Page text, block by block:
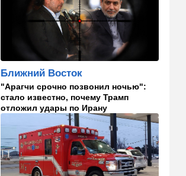
Общество
Помогите найти: пропала
Эльмира из Рамат-Гана
23:35 Мнения
Безо всяких табу
22:20 Израиль
Проживающий в России
израильтянин прямо с
самолета угодил в ШАБАК
21:48 Израиль
"Сумасшедшие рулят
Ближний Восток
"Арагчи срочно позвонил ночью":
стало известно, почему Трамп
отложил удары по Ирану